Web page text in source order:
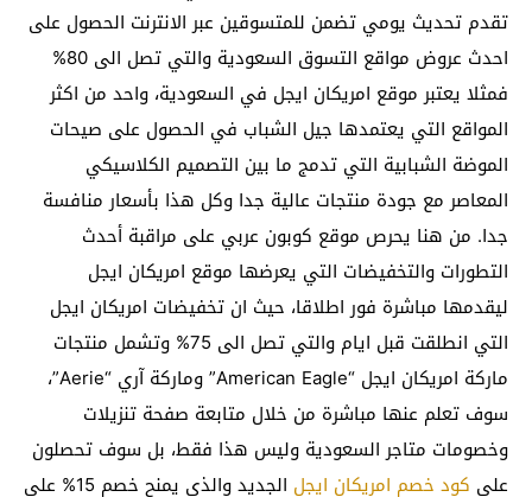
تقدم تحديث يومي تضمن للمتسوقين عبر الانترنت الحصول على
احدث عروض مواقع التسوق السعودية والتي تصل الى 80%
فمثلا يعتبر موقع امريكان ايجل في السعودية، واحد من اكثر
المواقع التي يعتمدها جيل الشباب في الحصول على صيحات
الموضة الشبابية التي تدمج ما بين التصميم الكلاسيكي
المعاصر مع جودة منتجات عالية جدا وكل هذا بأسعار منافسة
جدا. من هنا يحرص موقع كوبون عربي على مراقبة أحدث
التطورات والتخفيضات التي يعرضها موقع امريكان ايجل
ليقدمها مباشرة فور اطلاقا، حيث ان تخفيضات امريكان ايجل
التي انطلقت قبل ايام والتي تصل الى 75% وتشمل منتجات
ماركة امريكان ايجل “American Eagle” وماركة آري “Aerie”،
سوف تعلم عنها مباشرة من خلال متابعة صفحة تنزيلات
وخصومات متاجر السعودية وليس هذا فقط، بل سوف تحصلون
على كود خصم امريكان ايجل
الجديد والذي يمنح خصم 15% على